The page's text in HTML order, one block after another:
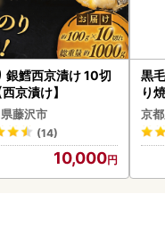
銀鱈西京漬け 10切
京漬け】
藤沢市
(14)
10,000
黒
り
京